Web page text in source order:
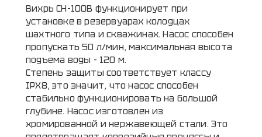
Вихрь СН-100В функционирует при
установке в резервуарах колодцах
шахтного типа и скважинах. Насос способен
пропускать 50 л/мин, максимальная высота
подъема воды - 120 м.
Степень защиты соответствует классу
IPХ8, это значит, что насос способен
стабильно функционировать на большой
глубине. Насос изготовлен из
хромированной и нержавеющей стали. Это